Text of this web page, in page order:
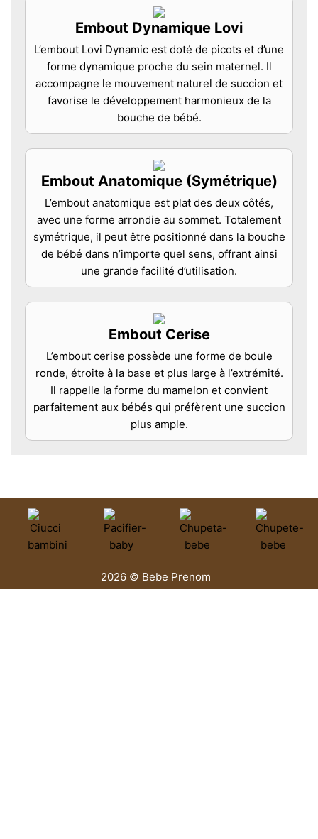
Embout Dynamique Lovi
L’embout Lovi Dynamic est doté de picots et d’une
forme dynamique proche du sein maternel. Il
accompagne le mouvement naturel de succion et
favorise le développement harmonieux de la
bouche de bébé.
Embout Anatomique (Symétrique)
L’embout anatomique est plat des deux côtés,
avec une forme arrondie au sommet. Totalement
symétrique, il peut être positionné dans la bouche
de bébé dans n’importe quel sens, offrant ainsi
une grande facilité d’utilisation.
Embout Cerise
L’embout cerise possède une forme de boule
ronde, étroite à la base et plus large à l’extrémité.
Il rappelle la forme du mamelon et convient
parfaitement aux bébés qui préfèrent une succion
plus ample.
2026 © Bebe Prenom